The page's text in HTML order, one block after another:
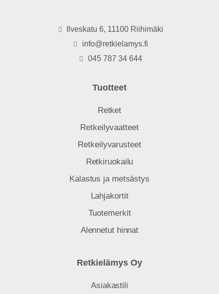
Ilveskatu 6, 11100 Riihimäki
info@retkielamys.fi
045 787 34 644
Tuotteet
Retket
Retkeilyvaatteet
Retkeilyvarusteet
Retkiruokailu
Kalastus ja metsästys
Lahjakortit
Tuotemerkit
Alennetut hinnat
Retkielämys Oy
Asiakastili